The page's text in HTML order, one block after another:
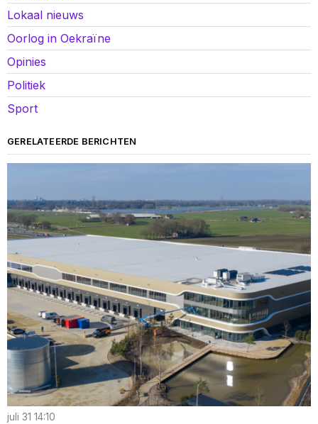
Lokaal nieuws
Oorlog in Oekraïne
Opinies
Politiek
Sport
GERELATEERDE BERICHTEN
juli 31 14:10